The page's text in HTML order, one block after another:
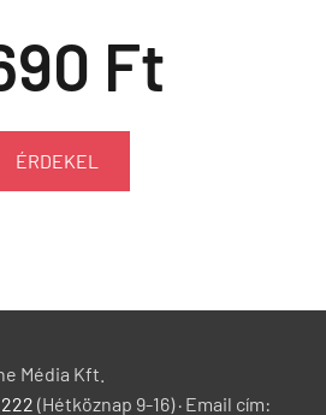
Ft
ÉRDEKEL
Média Kft.
(Hétköznap 9-16) · Email cím: